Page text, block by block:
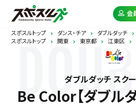
会
スポスルトップ ダンス・チア ダブルダッチ
スポスルトップ
関東 東京都 江東区
ダブルダッチ スク
Be Color【ダブル